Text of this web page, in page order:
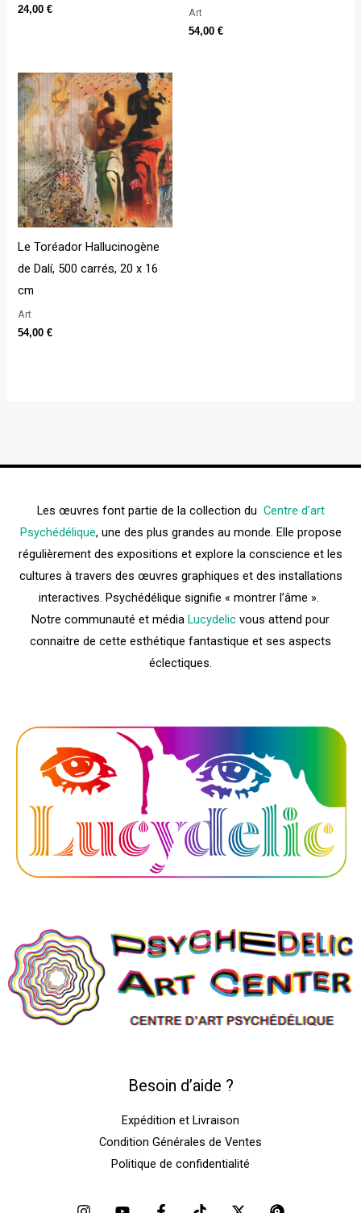
24,00€
Art
54,00 €
Le Toréador Hallucinogène
de Dalí, 500 carrés, 20 x 16
cm
Art
54,00€
Les œuvres font partie de la collection du Centre d’art
Psychédélique, une des plus grandes au monde. Elle propose
régulièrement des expositions et explore la conscience et les
cultures à travers des œuvres graphiques et des installations
interactives. Psychédélique signifie « montrer l’âme ».
Notre communauté et média Lucydelic vous attend pour
connaitre de cette esthétique fantastique et ses aspects
éclectiques.
Besoin d’aide ?
Expédition et Livraison
Condition Générales de Ventes
Politique de confidentialité